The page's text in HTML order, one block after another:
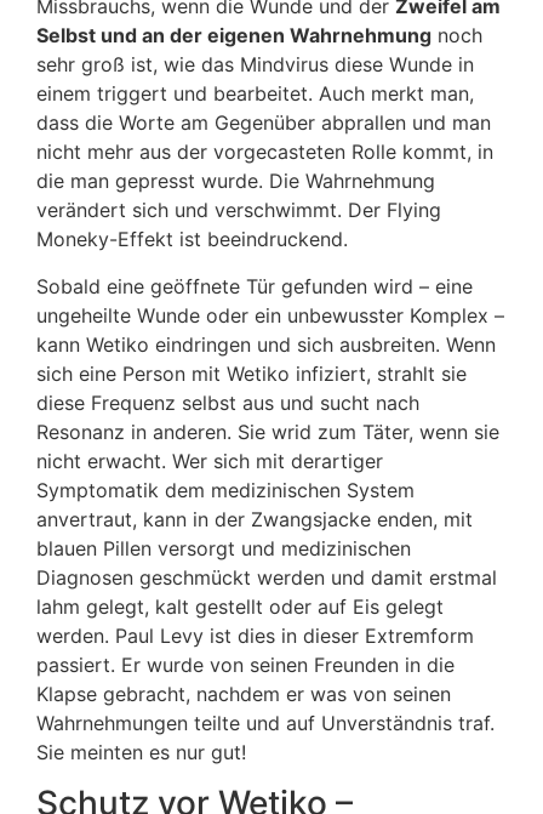
Missbrauchs, wenn die Wunde und der Zweifel am
Selbst und an der eigenen Wahrnehmung noch
sehr groß ist, wie das Mindvirus diese Wunde in
einem triggert und bearbeitet. Auch merkt man,
dass die Worte am Gegenüber abprallen und man
nicht mehr aus der vorgecasteten Rolle kommt, in
die man gepresst wurde. Die Wahrnehmung
verändert sich und verschwimmt. Der Flying
Moneky-Effekt ist beeindruckend.
Sobald eine geöffnete Tür gefunden wird – eine
ungeheilte Wunde oder ein unbewusster Komplex –
kann Wetiko eindringen und sich ausbreiten. Wenn
sich eine Person mit Wetiko infiziert, strahlt sie
diese Frequenz selbst aus und sucht nach
Resonanz in anderen. Sie wrid zum Täter, wenn sie
nicht erwacht. Wer sich mit derartiger
Symptomatik dem medizinischen System
anvertraut, kann in der Zwangsjacke enden, mit
blauen Pillen versorgt und medizinischen
Diagnosen geschmückt werden und damit erstmal
lahm gelegt, kalt gestellt oder auf Eis gelegt
werden. Paul Levy ist dies in dieser Extremform
passiert. Er wurde von seinen Freunden in die
Klapse gebracht, nachdem er was von seinen
Wahrnehmungen teilte und auf Unverständnis traf.
Sie meinten es nur gut!
Schutz vor Wetiko –